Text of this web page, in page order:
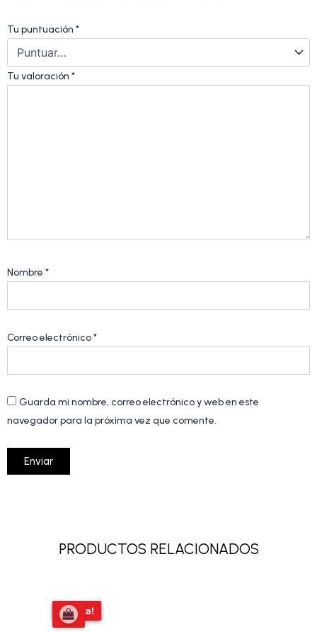
Tu puntuación *
Tu valoración *
Nombre *
Correo electrónico*
Guarda mi nombre, correo electrónico y web en este
navegador para la próxima vez que comente.
PRODUCTOS RELACIONADOS
¡Oferta!
¡Oferta!